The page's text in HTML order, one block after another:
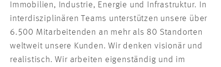
Immobilien, Industrie, Energie und Infrastruktur. In
interdisziplinären Teams unterstützen unsere über
6.500 Mitarbeitenden an mehr als 80 Standorten
weltweit unsere Kunden. Wir denken visionär und
realistisch. Wir arbeiten eigenständig und im